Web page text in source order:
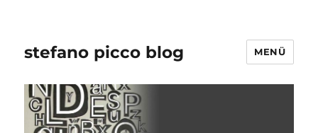
stefano picco blog MENÜ